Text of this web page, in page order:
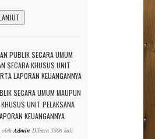
SECARA UMUM MAUPUN
UNIT PELAKSANA
KEUANGANNYA
olehAdmin Dibaca 5806 kali